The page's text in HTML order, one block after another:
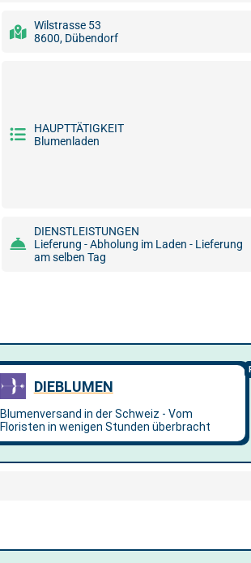
Wilstrasse 53
8600, Dübendorf
HAUPTTÄTIGKEIT
Blumenladen
DIENSTLEISTUNGEN
Lieferung - Abholung im Laden - Lieferung
am selben Tag